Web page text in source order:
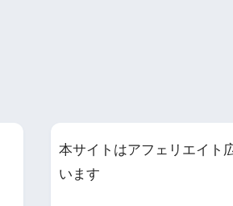
本サイトはアフェリエイト
います